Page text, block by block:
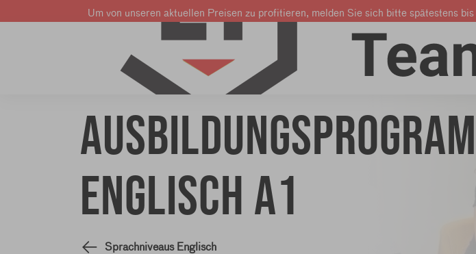
Um von unseren aktuellen Preisen zu profitieren, melden Sie sich bitte spätestens bis
Englisch lernen Niederländisch lernen Online-Kurse Firmen &
Englisch A1
Sprachniveaus Englisch